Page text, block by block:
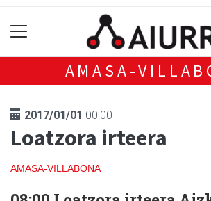
AMASA-
2017/01/01 00:00
Loatzora irteera
AMASA-VILLABONA